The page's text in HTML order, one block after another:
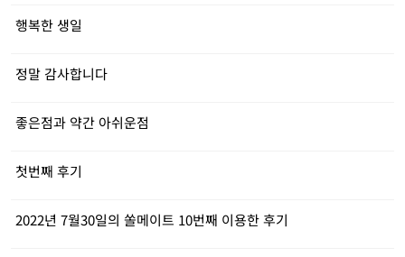
행복한 생일
정말 감사합니다
좋은점과 약간 아쉬운점
첫번째 후기
2022년 7월30일의 쏠메이트 10번째 이용한 후기